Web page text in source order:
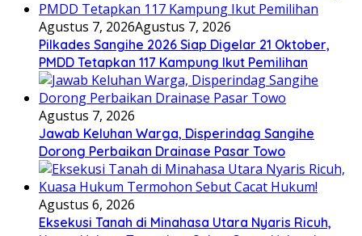
Agustus 7, 2026Agustus 7, 2026
Pilkades Sangihe 2026 Siap Digelar 21 Oktober,
PMDD Tetapkan 117 Kampung Ikut Pemilihan
Agustus 7, 2026
Jawab Keluhan Warga, Disperindag Sangihe
Dorong Perbaikan Drainase Pasar Towo
Agustus 6, 2026
Eksekusi Tanah di Minahasa Utara Nyaris Ricuh,